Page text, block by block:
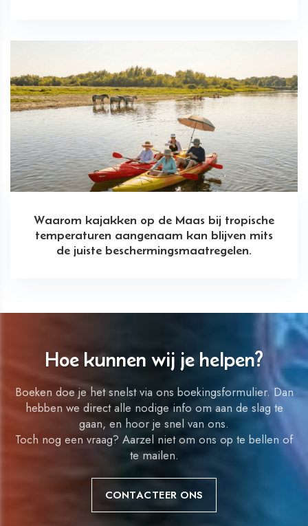
Waarom kajakken op de Maas bij tropische
temperaturen aangenaam kan blijven mits
de juiste beschermingsmaatregelen.
Hoe kunnen wij je helpen?
Boeken doe je het snelst via ons boekingsformulier. Dan
hebben we direct alle nodige info om aan de slag te
gaan, en hoor je snel van ons.
Toch nog een vraag? Aarzel niet om ons op te bellen of
te mailen.
CONTACTEER ONS